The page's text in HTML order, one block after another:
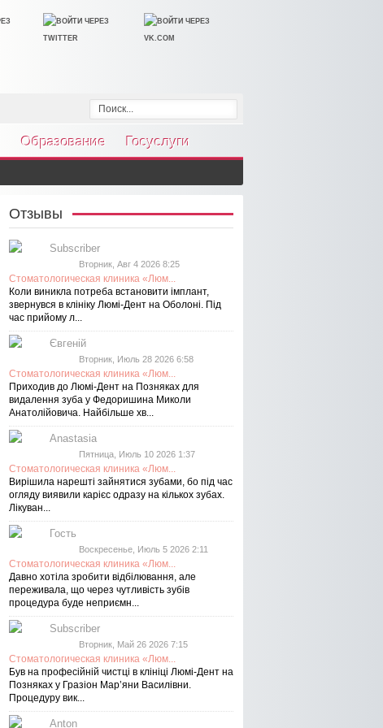
Образование Госуслуги
Отзывы
Subscriber
Вторник, Авг 4 2026 8:25
Стоматологическая клиника «Люм...
Коли виникла потреба встановити імплант,
звернувся в клініку Люмі-Дент на Оболоні. Під
час прийому л...
Євгеній
Вторник, Июль 28 2026 6:58
Стоматологическая клиника «Люм...
Приходив до Люмі-Дент на Позняках для
видалення зуба у Федоришина Миколи
Анатолійовича. Найбільше хв...
Anastasia
Пятница, Июль 10 2026 1:37
Стоматологическая клиника «Люм...
Вирішила нарешті зайнятися зубами, бо під час
огляду виявили карієс одразу на кількох зубах.
Лікуван...
Гость
Воскресенье, Июль 5 2026 2:11
Стоматологическая клиника «Люм...
Давно хотіла зробити відбілювання, але
переживала, що через чутливість зубів
процедура буде неприємн...
Subscriber
Вторник, Май 26 2026 7:15
Стоматологическая клиника «Люм...
Був на професійній чистці в клініці Люмі-Дент на
Позняках у Гразіон Мар’яни Василівни.
Процедуру вик...
Anton